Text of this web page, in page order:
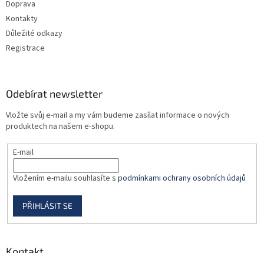
Doprava
Kontakty
Důležité odkazy
Registrace
Odebírat newsletter
Vložte svůj e-mail a my vám budeme zasílat informace o nových
produktech na našem e-shopu.
E-mail
Vložením e-mailu souhlasíte s podmínkami ochrany osobních údajů
PŘIHLÁSIT SE